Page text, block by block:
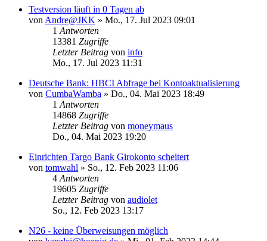
Testversion läuft in 0 Tagen ab
von Andre@JKK » Mo., 17. Jul 2023 09:01
1 Antworten
13381 Zugriffe
Letzter Beitrag von info
Mo., 17. Jul 2023 11:31
Deutsche Bank: HBCI Abfrage bei Kontoaktualisierung
von CumbaWamba » Do., 04. Mai 2023 18:49
1 Antworten
14868 Zugriffe
Letzter Beitrag von moneymaus
Do., 04. Mai 2023 19:20
Einrichten Targo Bank Girokonto scheitert
von tomwahl » So., 12. Feb 2023 11:06
4 Antworten
19605 Zugriffe
Letzter Beitrag von audiolet
So., 12. Feb 2023 13:17
N26 - keine Überweisungen möglich